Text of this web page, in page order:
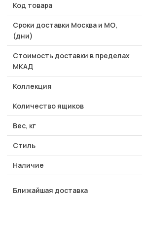
Код товара
Сроки доставки Москва и МО,
(дни)
Стоимость доставки в пределах
МКАД
Коллекция
Количество ящиков
Вес, кг
Стиль
Наличие
Ближайшая доставка